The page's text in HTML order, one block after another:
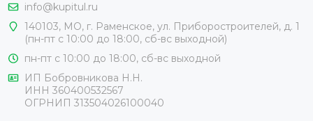
info@kupitul.ru
140103, МО, г. Раменское, ул. Приборостроителей, д. 1
(пн-пт с 10:00 до 18:00, сб-вс выходной)
пн-пт с 10:00 до 18:00, сб-вс выходной
ИП Бобровникова Н.Н.
ИНН 360400532567
ОГРНИП 313504026100040